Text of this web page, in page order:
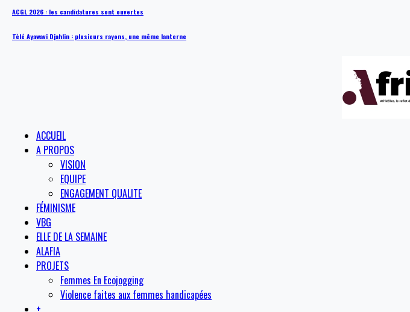
ACGL 2026 : les candidatures sont ouvertes
Tèlé Ayawavi Djahlin : plusieurs rayons, une même lanterne
ACCUEIL
A PROPOS
VISION
EQUIPE
ENGAGEMENT QUALITE
FÉMINISME
VBG
ELLE DE LA SEMAINE
ALAFIA
PROJETS
Femmes En Ecojogging
Violence faites aux femmes handicapées